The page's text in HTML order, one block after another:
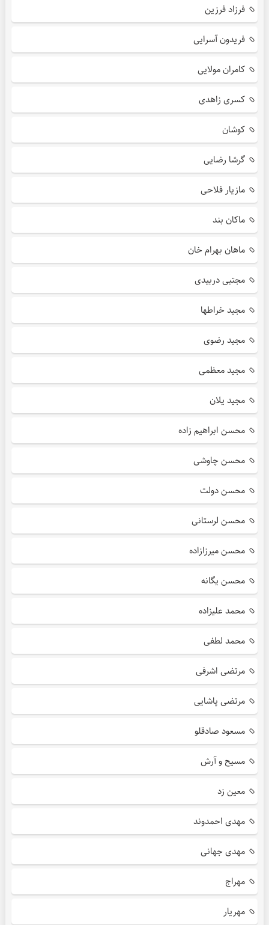
فرزاد فرزین
فریدون آسرایی
کامران مولایی
کسری زاهدی
کوشان
گرشا رضایی
مازیار فلاحی
ماکان بند
ماهان بهرام خان
مجتبی دربیدی
مجید خراطها
مجید رضوی
مجید معظمی
مجید یلان
محسن ابراهیم زاده
محسن چاوشی
محسن دولت
محسن لرستانی
محسن میرزازاده
محسن یگانه
محمد علیزاده
محمد لطفی
مرتضی اشرفی
مرتضی پاشایی
مسعود صادقلو
مسیح و آرش
معین زد
مهدی احمدوند
مهدی جهانی
مهراج
مهریار